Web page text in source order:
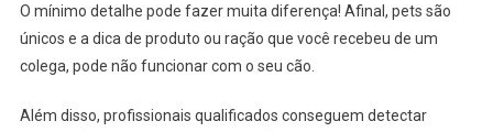
O mínimo detalhe pode fazer muita diferença! Afinal, pets são
únicos e a dica de produto ou ração que você recebeu de um
colega, pode não funcionar com o seu cão.
Além disso, profissionais qualificados conseguem detectar